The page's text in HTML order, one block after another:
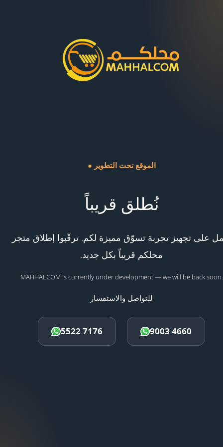
● الموقع تحت التطوير
نُطلق قريباً
على تجهيز تجربة تسوّق مميزة لكم. ترقّبوا إطلاق متجر
محلكم قريباً بكل جديد.
MAHHALCOM is currently under development — we will be back soon.
للتواصل والاستفسار
5522 7176 9003 4660